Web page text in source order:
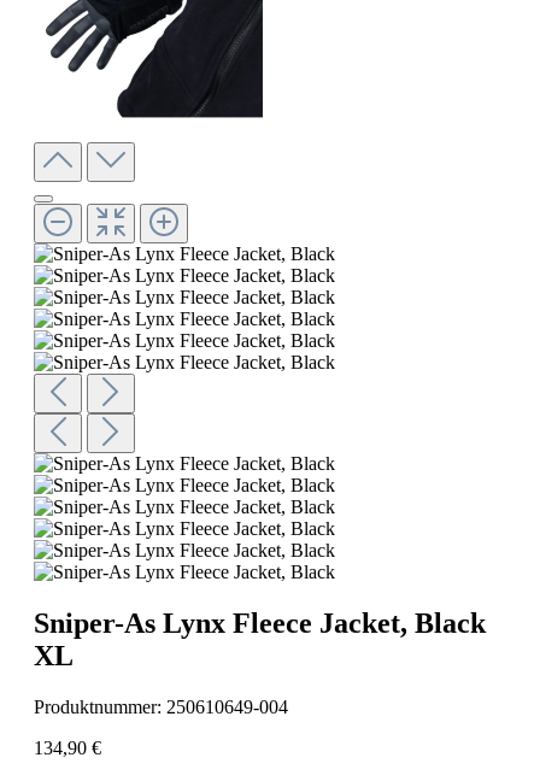
Sniper-As Lynx Fleece Jacket, Black
XL
Produktnummer: 250610649-004
134,90 €